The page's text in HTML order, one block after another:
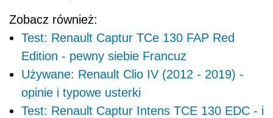
Zobacz również:
Test: Renault Captur TCe 130 FAP Red
Edition - pewny siebie Francuz
Używane: Renault Clio IV (2012 - 2019) -
opinie i typowe usterki
Test: Renault Captur Intens TCE 130 EDC - i